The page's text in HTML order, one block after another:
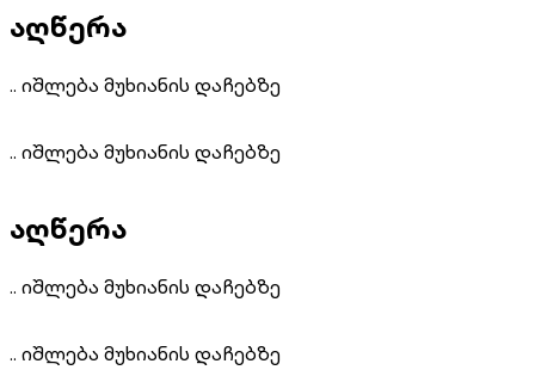
აღწერა
.. იᲨლება მუხიანის დაᲩებზე
.. იᲨლება მუხიანის დაᲩებზე
აღწერა
.. იᲨლება მუხიანის დაᲩებზე
.. იᲨლება მუხიანის დაᲩებზე